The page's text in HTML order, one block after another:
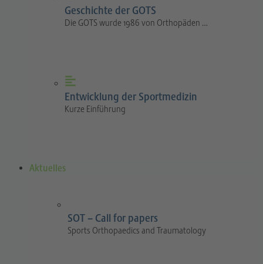
Geschichte der GOTS
Die GOTS wurde 1986 von Orthopäden …
Entwicklung der Sportmedizin
Kurze Einführung
Aktuelles
SOT – Call for papers
Sports Orthopaedics and Traumatology